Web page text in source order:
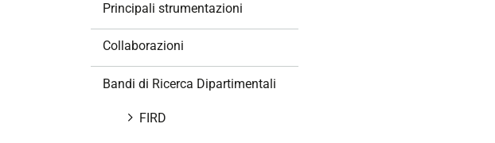
Principali strumentazioni
Collaborazioni
Bandi di Ricerca Dipartimentali
FIRD